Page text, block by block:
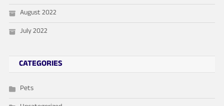
August 2022
July 2022
CATEGORIES
Pets